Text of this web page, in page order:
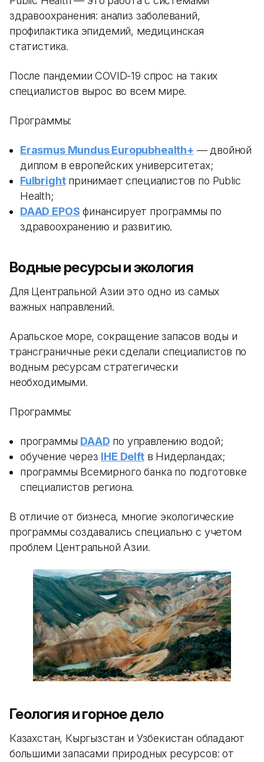
здравоохранения: анализ заболеваний,
профилактика эпидемий, медицинская
статистика.
После пандемии COVID-19 спрос на таких
специалистов вырос во всем мире.
Программы:
Erasmus Mundus Europubhealth+ — двойной
диплом в европейских университетах;
Fulbrightпринимает специалистов по Public
Health;
DAAD EPOS финансирует программы по
здравоохранению и развитию.
Водные ресурсы и экология
Для Центральной Азии это одно из самых
важных направлений.
Аральское море, сокращение запасов воды и
трансграничные реки сделали специалистов по
водным ресурсам стратегически
необходимыми.
Программы:
программы DAAD по управлению водой;
обучение через IHE Delftв Нидерландах;
программы Всемирного банка по подготовке
специалистов региона.
В отличие от бизнеса, многие экологические
программы создавались специально с учетом
проблем Центральной Азии.
Геология и горное дело
Казахстан, Кыргызстан и Узбекистан обладают
большими запасами природных ресурсов: от